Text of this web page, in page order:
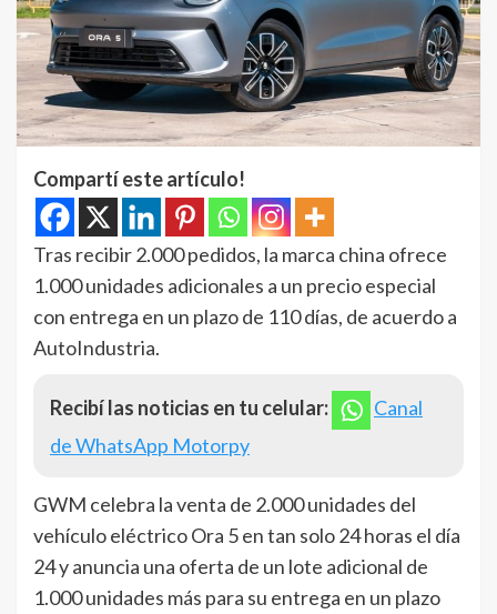
Compartí este artículo!
Tras recibir 2.000 pedidos, la marca china ofrece
1.000 unidades adicionales a un precio especial
con entrega en un plazo de 110 días, de acuerdo a
AutoIndustria.
Recibí las noticias en tu celular:
Canal
de WhatsApp Motorpy
GWM celebra la venta de 2.000 unidades del
vehículo eléctrico Ora 5 en tan solo 24 horas el día
24 y anuncia una oferta de un lote adicional de
1.000 unidades más para su entrega en un plazo